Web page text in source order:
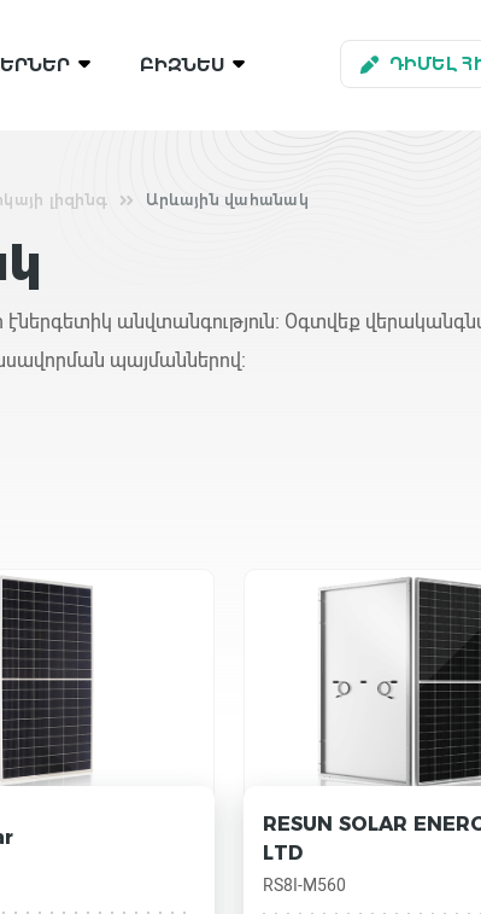
ԲԻԶՆԵՍ ԴԻՄԵԼ
լիզինգ Արևային վահանակ
անվտանգություն։ Օգտվեք
պայմաններով։
RESUN SOLAR
LTD
RS8I-M560